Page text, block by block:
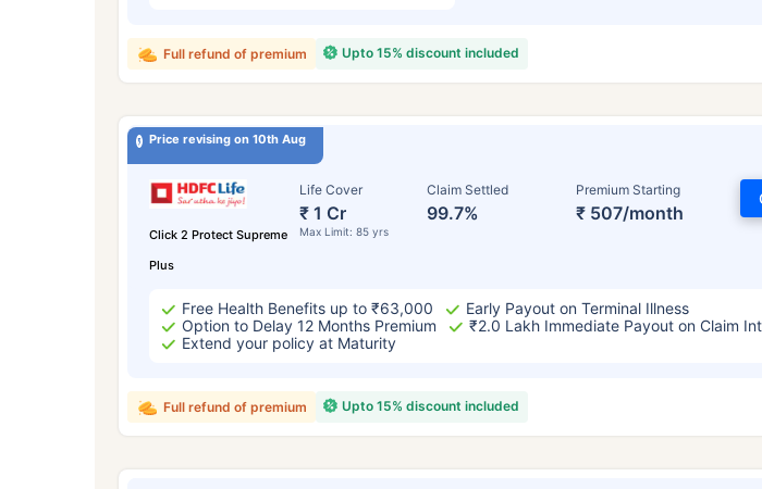
Upto 15% discount included
Full refund of premium
Price revising on 10th Aug
Click 2 Protect Supreme
Plus
Life Cover
₹ 1 Cr
Max Limit: 85 yrs
Claim Settled
99.7%
Premium Starting
₹ 507/month
Free Health Benefits up to ₹63,000
Early Payout on Terminal Illness
Option to Delay 12 Months Premium
₹2.0 Lakh Immediate Payout on Claim
Extend your policy at Maturity
Upto 15% discount included
Full refund of premium
24 वर्षे
₹ 434/महिना ₹ 630/
*₹434 प्रति महिना, 1 कोटीच्या टर्म लाइफ विम्यासाठी सुरुवातीची किंमत आहे — धूम्रपान न करणाऱ्या, कोणतेही पूर्व-विद्यमान
सुरुवातीची किंमत आहे — धूम्रपान न करणाऱ्या, कोणतेही पूर्व-विद्यमान आजार नसलेल्या व्यक्तीसाठी, 46 वर्षे वयापर्यंत कव्हर।
विद्यमान आजार नसलेल्या व्यक्तीसाठी, 56 वर्षे वयापर्यंत कव्हर।